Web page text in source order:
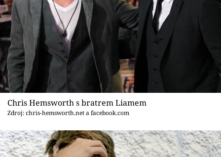
Chris Hemsworth s bratrem Liamem
Zdroj: chris-hemsworth.net a facebook.com